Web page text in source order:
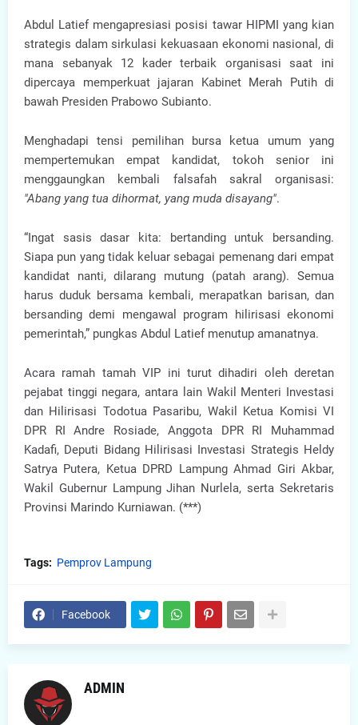
Abdul Latief mengapresiasi posisi tawar HIPMI yang kian
strategis dalam sirkulasi kekuasaan ekonomi nasional, di
mana sebanyak 12 kader terbaik organisasi saat ini
dipercaya memperkuat jajaran Kabinet Merah Putih di
bawah Presiden Prabowo Subianto.
Menghadapi tensi pemilihan bursa ketua umum yang
mempertemukan empat kandidat, tokoh senior ini
menggaungkan kembali falsafah sakral organisasi:
"Abang yang tua dihormat, yang muda disayang".
“Ingat sasis dasar kita: bertanding untuk bersanding.
Siapa pun yang tidak keluar sebagai pemenang dari empat
kandidat nanti, dilarang mutung (patah arang). Semua
harus duduk bersama kembali, merapatkan barisan, dan
bersanding demi mengawal program hilirisasi ekonomi
pemerintah,” pungkas Abdul Latief menutup amanatnya.
Acara ramah tamah VIP ini turut dihadiri oleh deretan
pejabat tinggi negara, antara lain Wakil Menteri Investasi
dan Hilirisasi Todotua Pasaribu, Wakil Ketua Komisi VI
DPR RI Andre Rosiade, Anggota DPR RI Muhammad
Kadafi, Deputi Bidang Hilirisasi Investasi Strategis Heldy
Satrya Putera, Ketua DPRD Lampung Ahmad Giri Akbar,
Wakil Gubernur Lampung Jihan Nurlela, serta Sekretaris
Provinsi Marindo Kurniawan. (***)
Tags: Pemprov Lampung
Facebook
ADMIN